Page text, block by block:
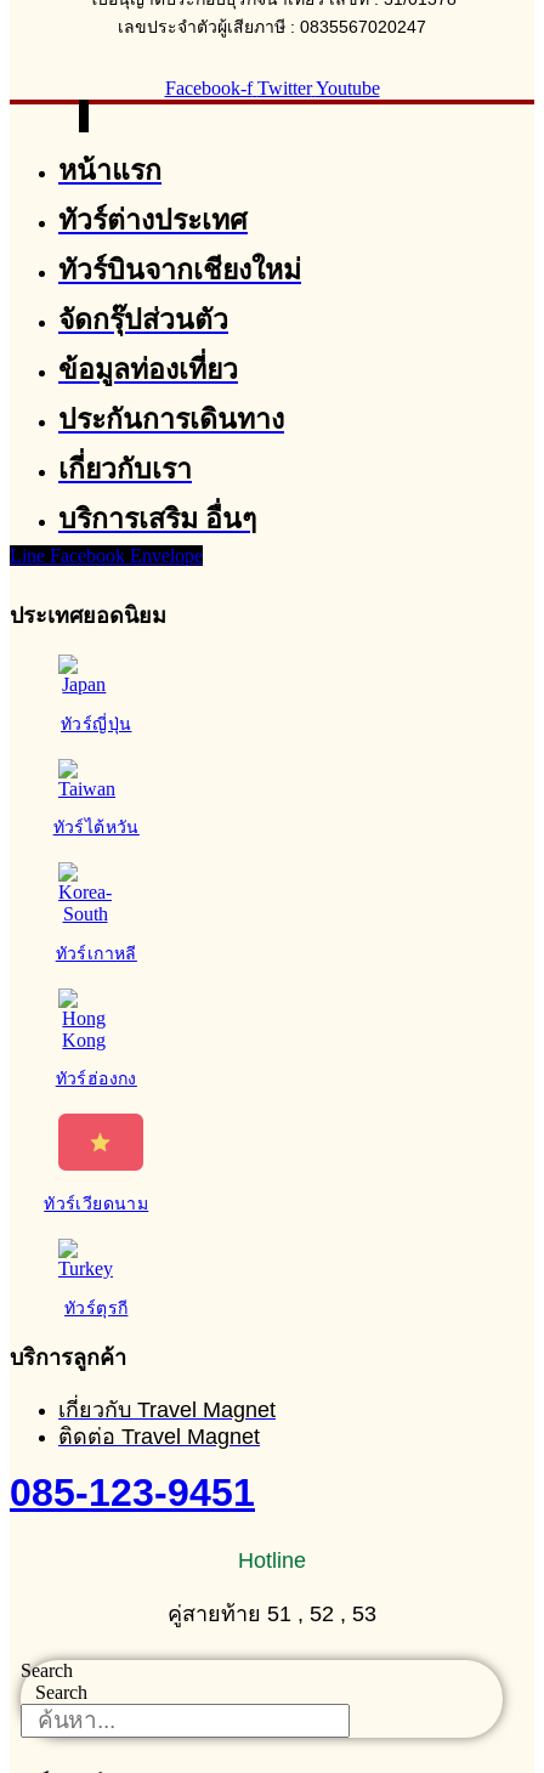
เลขประจำตัวผู้เสียภาษี : 0835567020247
Facebook-f Twitter Youtube
หน้าแรก
ทัวร์ต่างประเทศ
ทัวร์บินจากเชียงใหม่
จัดกรุ๊ปส่วนตัว
ข้อมูลท่องเที่ยว
ประกันการเดินทาง
เกี่ยวกับเรา
บริการเสริม อื่นๆ
Line Facebook Envelope
ประเทศยอดนิยม
ทัวร์ญี่ปุ่น
ทัวร์ไต้หวัน
ทัวร์เกาหลี
ทัวร์ฮ่องกง
ทัวร์เวียดนาม
ทัวร์ตุรกี
บริการลูกค้า
เกี่ยวกับ Travel Magnet
ติดต่อ Travel Magnet
085-123-9451
Hotline
คู่สายท้าย 51 , 52 , 53
Search
Search